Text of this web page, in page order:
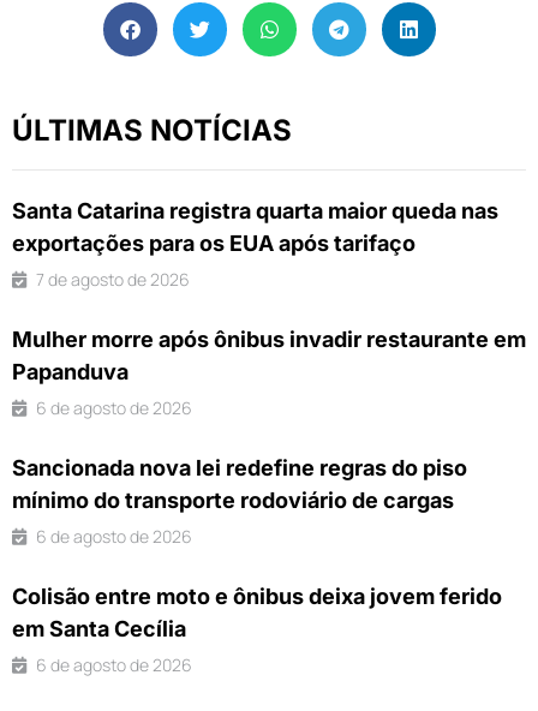
ÚLTIMAS NOTÍCIAS
Santa Catarina registra quarta maior queda nas
exportações para os EUA após tarifaço
7 de agosto de 2026
Mulher morre após ônibus invadir restaurante em
Papanduva
6 de agosto de 2026
Sancionada nova lei redefine regras do piso
mínimo do transporte rodoviário de cargas
6 de agosto de 2026
Colisão entre moto e ônibus deixa jovem ferido
em Santa Cecília
6 de agosto de 2026